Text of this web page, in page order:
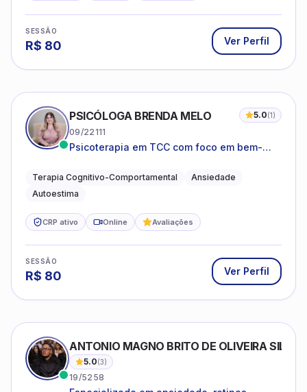
SESSÃO
R$ 80 Ver Perfil
PSICÓLOGA BRENDA MELO 5.0(1)
09/22111
Psicoterapia em TCC com foco em bem-
o cotidiano
Terapia Cognitivo-Comportamental
Ansiedade
Autoestima
CRP ativo Online Avaliações
SESSÃO
R$ 80 Ver Perfil
ANTONIO MAGNO BRITO DE OLIVEIRA SILVA
5.0(3)
19/5258